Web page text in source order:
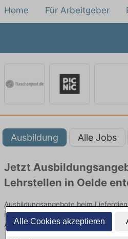
Alle Cookies akzeptieren
Home Für Arbeitgeber
Ausbildung Alle Jobs
Jetzt
Lehrstellen in Oelde
Ausbildungsangebote beim
namhaften Firmen. Entdecken Sie
Arbeitgebern und bewerben Sie sich